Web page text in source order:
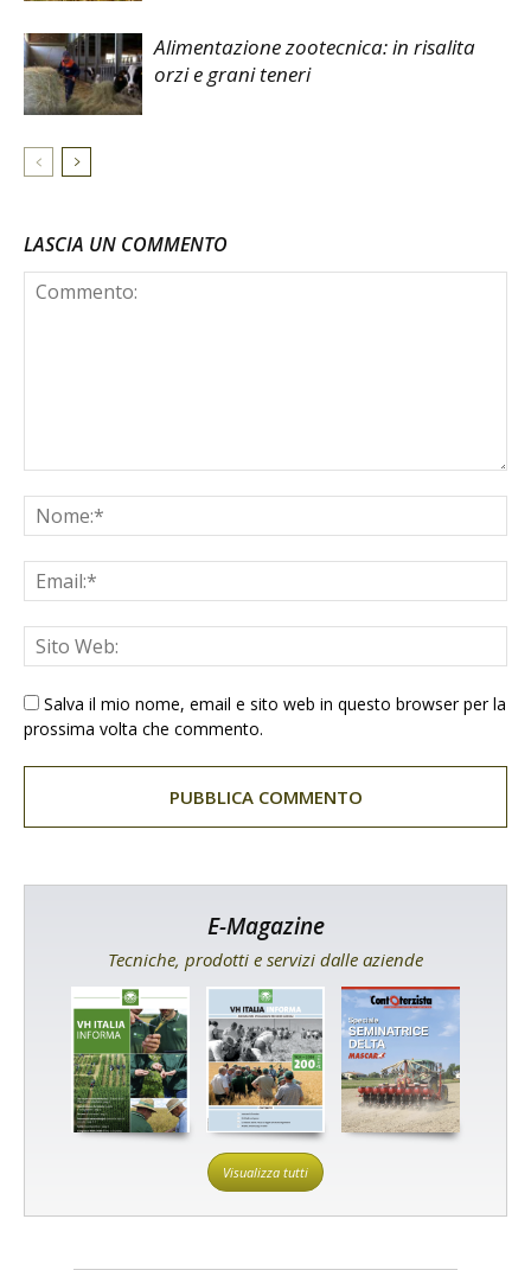
Alimentazione zootecnica: in risalita
orzi e grani teneri
LASCIA UN COMMENTO
Salva il mio nome, email e sito web in questo browser per la
prossima volta che commento.
E-Magazine
Tecniche, prodotti e servizi dalle aziende
Visualizza tutti